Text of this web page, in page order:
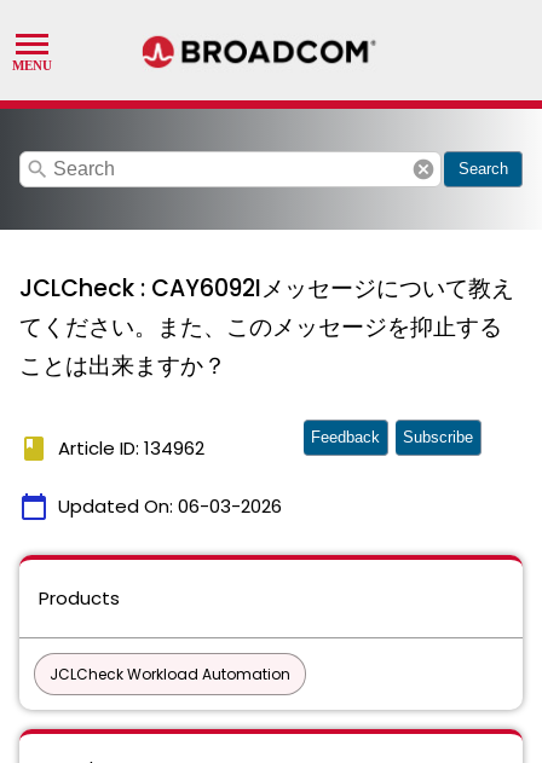
search cancel Search
JCLCheck : CAY6092Iメッセージについて教え
てください。また、このメッセージを抑止する
ことは出来ますか？
book Article ID: 134962
calendar_today Updated On: 06-03-2026
Feedback Subscribe
Products
JCLCheck Workload Automation